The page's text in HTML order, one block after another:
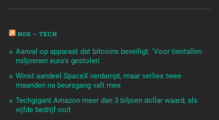
NOS – TECH
Aanval op apparaat dat bitcoins beveiligt: 'Voor tientallen
miljoenen euro's gestolen'
Winst aandeel SpaceX verdampt, maar verlies twee
maanden na beursgang valt mee
Techgigant Amazon meer dan 3 biljoen dollar waard, als
vijfde bedrijf ooit